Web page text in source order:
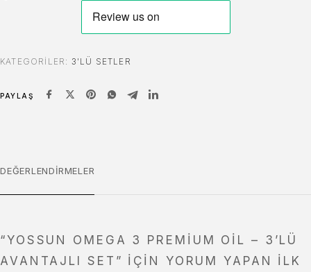
KATEGORILER: 3'LÜ SETLER
PAYLAŞ
DEĞERLENDIRMELER
“YOSSUN OMEGA 3 PREMIUM OIL – 3’LÜ
AVANTAJLI SET” IÇIN YORUM YAPAN ILK